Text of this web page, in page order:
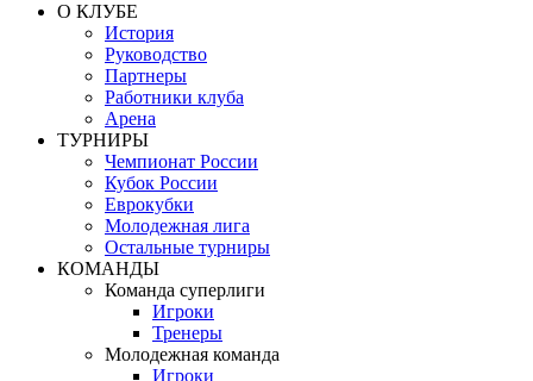
О КЛУБЕ
История
Руководство
Партнеры
Работники клуба
Арена
ТУРНИРЫ
Чемпионат России
Кубок России
Еврокубки
Молодежная лига
Остальные турниры
КОМАНДЫ
Команда суперлиги
Игроки
Тренеры
Молодежная команда
Игроки